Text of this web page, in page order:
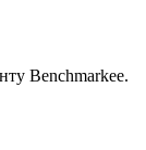
Benchmarkee.